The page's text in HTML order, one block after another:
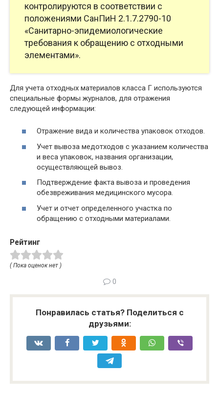
контролируются в соответствии с
положениями СанПиН 2.1.7.2790-10
«Санитарно-эпидемиологические
требования к обращению с отходными
элементами».
Для учета отходных материалов класса Г используются
специальные формы журналов, для отражения
следующей информации:
Отражение вида и количества упаковок отходов.
Учет вывоза медотходов с указанием количества
и веса упаковок, названия организации,
осуществляющей вывоз.
Подтверждение факта вывоза и проведения
обезвреживания медицинского мусора.
Учет и отчет определенного участка по
обращению с отходными материалами.
Рейтинг
( Пока оценок нет )
0
Понравилась статья? Поделиться с
друзьями: